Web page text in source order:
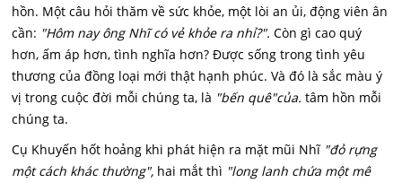
hồn. Một câu hỏi thăm về sức khỏe, một lòi an ủi, động viên ân
cần: "Hôm nay ông Nhĩ có vẻ khỏe ra nhỉ?". Còn gì cao quý
hơn, ấm áp hơn, tình nghĩa hơn? Được sống trong tình yêu
thương của đồng loại mới thật hạnh phúc. Và đó là sắc màu ý
vị trong cuộc đời mỗi chúng ta, là "bến quê"của. tâm hồn mỗi
chúng ta.
Cụ Khuyến hốt hoảng khi phát hiện ra mặt mũi Nhĩ "đỏ rựng
một cách khác thường", hai mắt thì "long lanh chứa một mê